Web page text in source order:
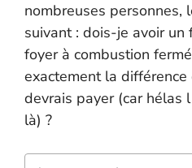
nombreuses personnes,
suivant : dois-je avoir un
foyer à combustion
exactement la différence
devrais payer (car hélas
là) ?